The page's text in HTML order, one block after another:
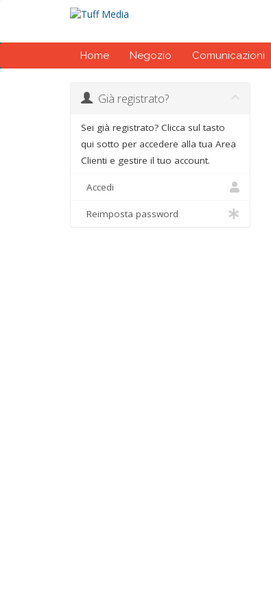
Home Negozio Comunicazioni
Già registrato?
Sei già registrato? Clicca sul tasto
qui sotto per accedere alla tua Area
Clienti e gestire il tuo account.
Accedi
Reimposta password